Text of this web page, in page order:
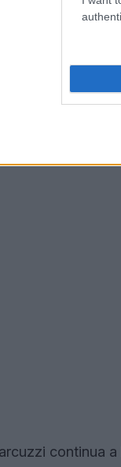
La sua capacità
Nessuna
un’icona per i
e ad
continua